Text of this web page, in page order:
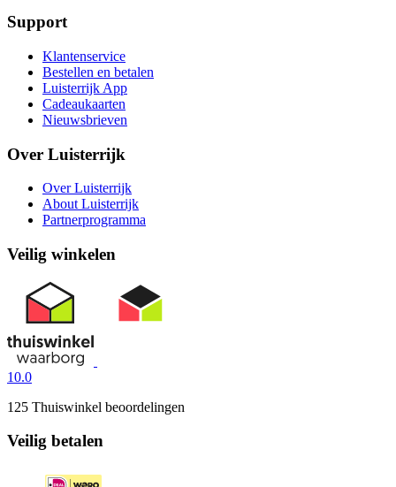
Support
Klantenservice
Bestellen en betalen
Luisterrijk App
Cadeaukaarten
Nieuwsbrieven
Over Luisterrijk
Over Luisterrijk
About Luisterrijk
Partnerprogramma
Veilig winkelen
10.0
125 Thuiswinkel beoordelingen
Veilig betalen